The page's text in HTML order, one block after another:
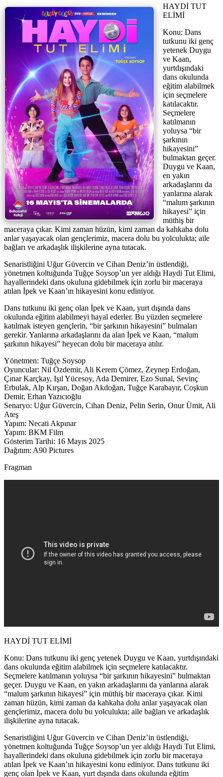
HAYDİ TUT
ELİMİ
Konu: Dans
tutkunu iki genç
yetenek Duygu
ve Kaan,
yurtdışındaki
dans okulunda
eğitim alabilmek
için seçmelere
katılacaktır.
Seçmelere
katılmanın
yoluysa “bir
şarkının
hikayesini”
bulmaktan geçer.
Duygu ve Kaan,
en yakın
arkadaşlarını da
yanlarına alarak
“malum şarkının
hikayesi” için
müthiş bir
maceraya çıkar. Kimi zaman hüzün, kimi zaman da kahkaha dolu
anlar yaşayacak olan gençlerimiz, macera dolu bu yolculukta; aile
bağları ve arkadaşlık ilişkilerine ayna tutacak.
Senaristliğini Uğur Güvercin ve Cihan Deniz’in üstlendiği,
yönetmen koltuğunda Tuğçe Soysop’un yer aldığı Haydi Tut Elimi,
hayallerindeki dans okuluna gidebilmek için zorlu bir maceraya
atılan İpek ve Kaan’ın hikayesini konu ediniyor.
Dans tutkunu iki genç olan İpek ve Kaan, yurt dışında dans
okulunda eğitim alabilmeyi hayal ederler. Bu yüzden seçmelere
katılmak isteyen gençlerin, “bir şarkının hikayesini” bulmaları
gerekir. Yanlarına arkadaşlarını da alan İpek ve Kaan, “malum
şarkının hikayesi” heyecan dolu bir maceraya atılır.
Yönetmen: Tuğçe Soysop
Oyuncular: Nil Özdemir, Ali Kerem Çömez, Zeynep Erdoğan,
Çınar Karçkay, Işıl Yücesoy, Ada Demirer, Ezo Sunal, Sevinç
Erbulak, Alp Kırşan, Doğan Akdoğan, Tuğçe Karabayır, Coşkun
Demir, Erhan Yazıcıoğlu
Senaryo: Uğur Güvercin, Cihan Deniz, Pelin Serin, Onur Ümit, Ali
Ateş
Yapım: Necati Akpınar
Yapım: BKM Film
Gösterim Tarihi: 16 Mayıs 2025
Dağıtım: A90 Pictures
Fragman
HAYDİ TUT ELİMİ
Konu: Dans tutkunu iki genç yetenek Duygu ve Kaan, yurtdışındaki
dans okulunda eğitim alabilmek için seçmelere katılacaktır.
Seçmelere katılmanın yoluysa “bir şarkının hikayesini” bulmaktan
geçer. Duygu ve Kaan, en yakın arkadaşlarını da yanlarına alarak
“malum şarkının hikayesi” için müthiş bir maceraya çıkar. Kimi
zaman hüzün, kimi zaman da kahkaha dolu anlar yaşayacak olan
gençlerimiz, macera dolu bu yolculukta; aile bağları ve arkadaşlık
ilişkilerine ayna tutacak.
Senaristliğini Uğur Güvercin ve Cihan Deniz’in üstlendiği,
yönetmen koltuğunda Tuğçe Soysop’un yer aldığı Haydi Tut Elimi,
hayallerindeki dans okuluna gidebilmek için zorlu bir maceraya
atılan İpek ve Kaan’ın hikayesini konu ediniyor. Dans tutkunu iki
genç olan İpek ve Kaan, yurt dışında dans okulunda eğitim